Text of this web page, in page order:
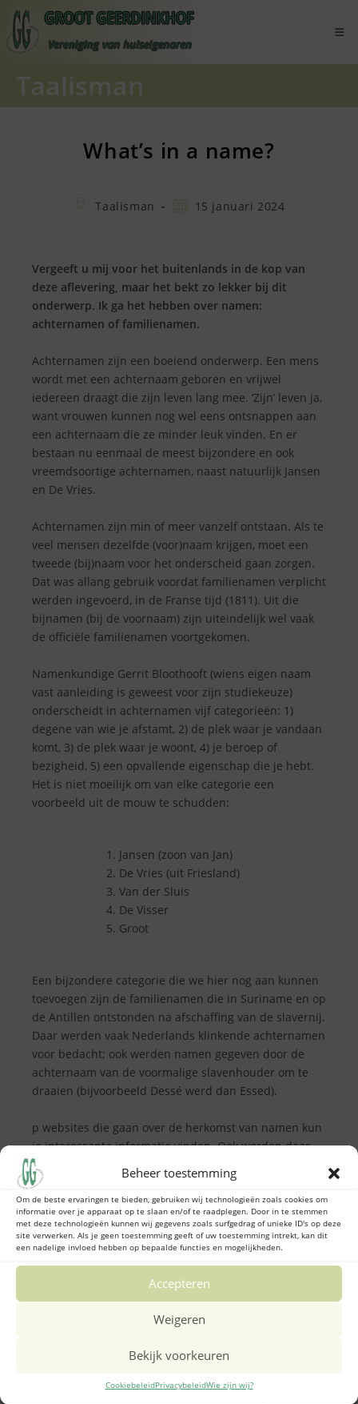
Beheer toestemming
Om de beste ervaringen te bieden, gebruiken wij technologieën zoals cookies om
informatie over je apparaat op te slaan en/of te raadplegen. Door in te stemmen
met deze technologieën kunnen wij gegevens zoals surfgedrag of unieke ID's op deze
site verwerken. Als je geen toestemming geeft of uw toestemming intrekt, kan dit
een nadelige invloed hebben op bepaalde functies en mogelijkheden.
Accepteren
Weigeren
Bekijk voorkeuren
CookiebeleidPrivacybeleidWie zijn wij?
naar
inhoud
Taalisman
What’s in a name?
BerichtTaalisman
Bericht15 januari 2024
Vergeeft u mij voor het buitenlands in de kop van
deze aflevering, maar het bekt zo lekker bij dit
onderwerp. Ik ga het hebben over namen:
achternamen of familienamen.
Achternamen zijn een boeiend onderwerp. Een mens
wordt met een achternaam geboren en vrijwel
iedereen draagt die zijn leven lang mee. ‘Zijn’ leven ja,
want vrouwen kunnen nog wel eens ontsnappen aan
een achternaam die ze minder leuk vinden. En er
bestaan nu eenmaal de meest bijzondere en ook
vreemdsoortige achternamen, naast natuurlijk Jansen
en De Vries.
Achternamen zijn min of meer vanzelf ontstaan. Als te
veel mensen dezelfde (voor)naam krijgen, moet een
tweede (bij)naam voor het onderscheid gaan zorgen.
Dat was allang gebruik voordat familienamen verplicht
werden ingevoerd, in de Franse tijd (1811). Uit die
bijnamen (bij de voornaam) zijn uiteindelijk wel vaak
de officiële familienamen voortgekomen.
Namenkundige Gerrit Bloothooft (wiens eigen naam
vast aanleiding is geweest voor zijn studiekeuze)
onderscheidt in achternamen vijf categorieën: 1)
degene van wie je afstamt, 2) de plek waar je vandaan
komt, 3) de plek waar je woont, 4) je beroep of
bezigheid, 5) een opvallende eigenschap die je hebt.
Het is niet moeilijk om van elke categorie een
voorbeeld uit de mouw te schudden:
Jansen (zoon van Jan)
De Vries (uit Friesland)
Van der Sluis
De Visser
Groot
Een bijzondere categorie die we hier nog aan kunnen
toevoegen zijn de familienamen die in Suriname en op
de Antillen ontstonden na afschaffing van de slavernij.
Daar werden vaak Nederlands klinkende achternamen
voor bedacht; ook werden namen gegeven door de
achternaam van de voormalige slavenhouder om te
draaien (bijvoorbeeld Dessé werd dan Essed).
p websites die gaan over de herkomst van namen kun
je interessante informatie vinden. Ook worden daar
de standaardverhalen doorgeprikt over hoe bepaalde
namen in de wereld zijn gekomen. Neem het bekende
voorbeeld van de achternaam ‘Poepjes’. Geen kind dat
daar niet om zal gniffelen. Maar
danken aan een recalcitrante voorouder die schijt had
schertsnaam liet registreren. Zo gaat het verhaal
van een wat ouder Fries woord voor ‘seizoenarbeider’.